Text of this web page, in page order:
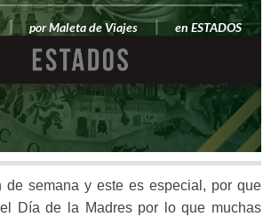
porMaleta de Viajes en ESTADOS
de semana y este es especial, por que
Día de la Madres por lo que muchas